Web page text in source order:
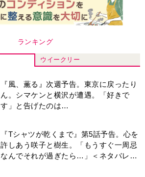
ランキング
ウイークリー
『風、薫る』次週予告。東京に戻ったり
ん。シマケンと横沢が遭遇。「好きで
す」と告げたのは…
『Tシャツが乾くまで』第5話予告。心を
許しあう咲子と樹生。「もうすぐ一周忌
なんでそれが過ぎたら…」＜ネタバレあ